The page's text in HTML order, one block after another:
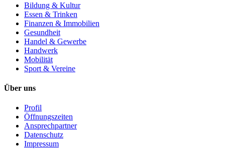
Bildung & Kultur
Essen & Trinken
Finanzen & Immobilien
Gesundheit
Handel & Gewerbe
Handwerk
Mobilität
Sport & Vereine
Über uns
Profil
Öffnungszeiten
Ansprechpartner
Datenschutz
Impressum